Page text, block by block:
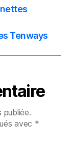
Tenways
publiée.
avec *